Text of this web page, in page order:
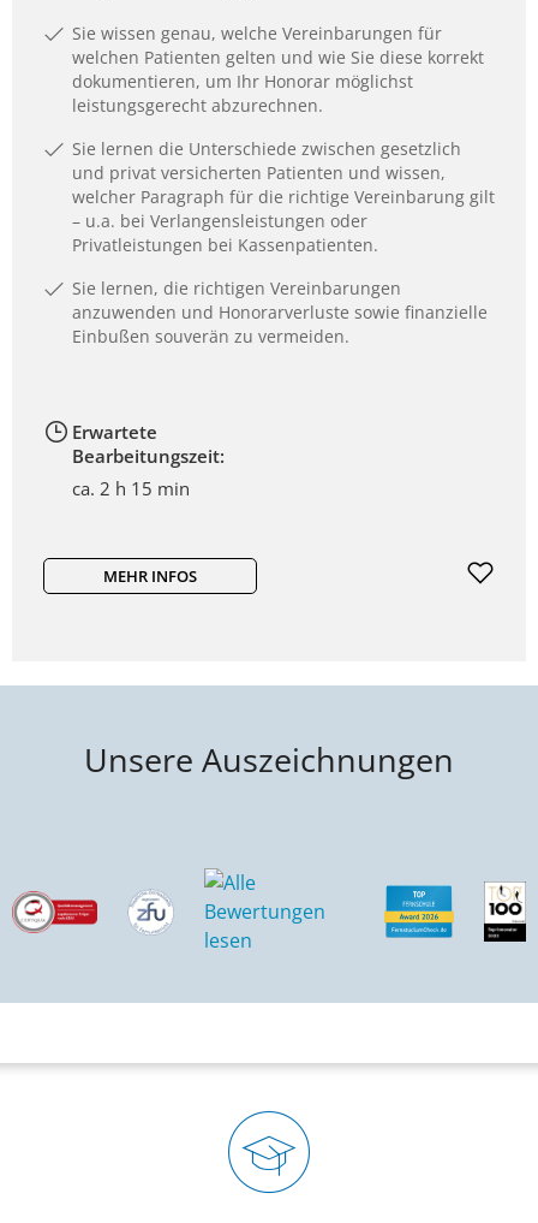
Sie wissen genau, welche Vereinbarungen für
welchen Patienten gelten und wie Sie diese korrekt
dokumentieren, um Ihr Honorar möglichst
leistungsgerecht abzurechnen.
Sie lernen die Unterschiede zwischen gesetzlich
und privat versicherten Patienten und wissen,
welcher Paragraph für die richtige Vereinbarung gilt
– u.a. bei Verlangensleistungen oder
Privatleistungen bei Kassenpatienten.
Sie lernen, die richtigen Vereinbarungen
anzuwenden und Honorarverluste sowie finanzielle
Einbußen souverän zu vermeiden.
Erwartete
Bearbeitungszeit:
ca. 2 h 15 min
MEHR INFOS
Unsere Auszeichnungen